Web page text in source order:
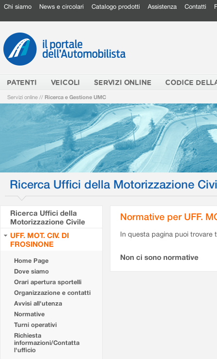
Chi siamo News e circolari Catalogo prodotti Assistenza Contatti
PATENTI VEICOLI SERVIZI ONLINE CODICE
Servizi online // Ricerca e Gestione UMC
Ricerca Uffici della Motorizzazione
Ricerca Uffici della
Motorizzazione Civile
UFF. MOT. CIV. DI
FROSINONE
Home Page
Dove siamo
Orari apertura sportelli
Organizzazione e contatti
Avvisi all'utenza
Normative
Turni operativi
Richiesta
informazioni/Contatta
l'ufficio
Normative per UFF.
In questa pagina puoi
Non ci sono normative